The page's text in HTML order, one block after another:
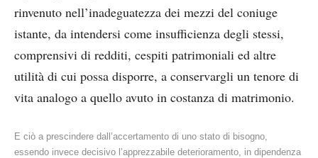
rinvenuto nell’inadeguatezza dei mezzi del coniuge
istante, da intendersi come insufficienza degli stessi,
comprensivi di redditi, cespiti patrimoniali ed altre
utilità di cui possa disporre, a conservargli un tenore di
vita analogo a quello avuto in costanza di matrimonio.
E ciò a prescindere dall’accertamento di uno stato di bisogno,
essendo invece decisivo l’apprezzabile deterioramento, in dipendenza